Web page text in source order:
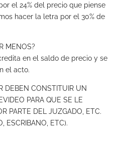
el 24% del precio que piense
hacer la letra por el 30% de
MENOS?
en el saldo de precio y se
el acto.
DEBEN CONSTITUIR UN
PARA QUE SE LE
PARTE DEL JUZGADO, ETC.
ESCRIBANO, ETC).